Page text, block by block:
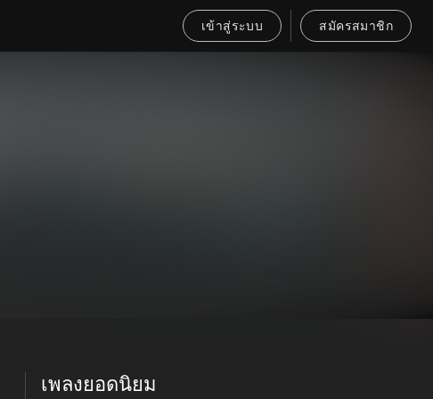
เข้าสู่ระบบ สมัครสมาชิก
เพลงยอดนิยม